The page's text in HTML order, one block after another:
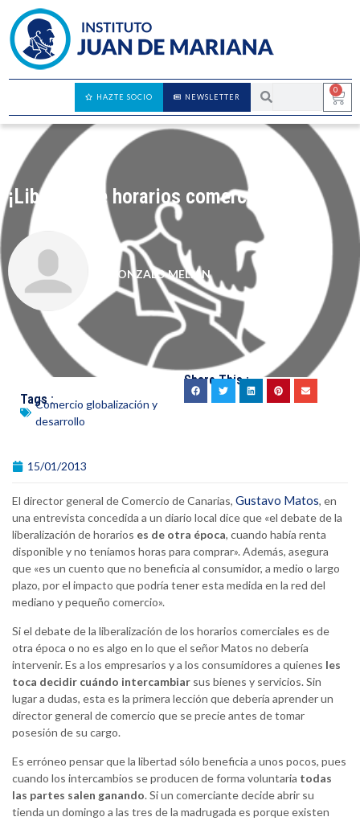
0
NEWSLETTER
HAZTE SOCIO
¡Libertad de horarios comerciales ya!
GONZALO MELIÁN
Tags :
Comercio globalización y
desarrollo
Share This :
15/01/2013
El director general de Comercio de Canarias, Gustavo Matos, en
una entrevista concedida a un diario local dice que «el debate de la
liberalización de horarios es de otra época, cuando había renta
disponible y no teníamos horas para comprar». Además, asegura
que «es un cuento que no beneficia al consumidor, a medio o largo
plazo, por el impacto que podría tener esta medida en la red del
mediano y pequeño comercio».
Si el debate de la liberalización de los horarios comerciales es de
otra época o no es algo en lo que el señor Matos no debería
intervenir. Es a los empresarios y a los consumidores a quienes les
toca decidir cuándo intercambiar sus bienes y servicios. Sin
lugar a dudas, esta es la primera lección que debería aprender un
director general de comercio que se precie antes de tomar
posesión de su cargo.
Es erróneo pensar que la libertad sólo beneficia a unos pocos, pues
cuando los intercambios se producen de forma voluntaria todas
las partes salen ganando. Si un comerciante decide abrir su
tienda un domingo a las tres de la madrugada es porque existen